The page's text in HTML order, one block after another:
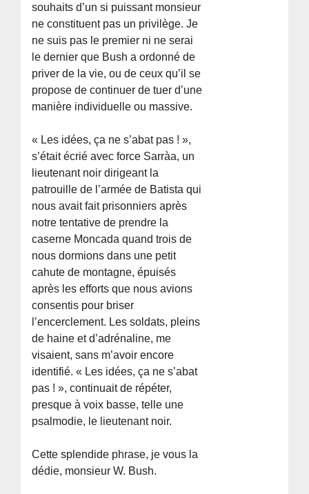
souhaits d’un si puissant monsieur
ne constituent pas un privilège. Je
ne suis pas le premier ni ne serai
le dernier que Bush a ordonné de
priver de la vie, ou de ceux qu’il se
propose de continuer de tuer d’une
manière individuelle ou massive.
« Les idées, ça ne s’abat pas ! »,
s’était écrié avec force Sarrà­a, un
lieutenant noir dirigeant la
patrouille de l’armée de Batista qui
nous avait fait prisonniers après
notre tentative de prendre la
caserne Moncada quand trois de
nous dormions dans une petit
cahute de montagne, épuisés
après les efforts que nous avions
consentis pour briser
l’encerclement. Les soldats, pleins
de haine et d’adrénaline, me
visaient, sans m’avoir encore
identifié. « Les idées, ça ne s’abat
pas ! », continuait de répéter,
presque à voix basse, telle une
psalmodie, le lieutenant noir.
Cette splendide phrase, je vous la
dédie, monsieur W. Bush.